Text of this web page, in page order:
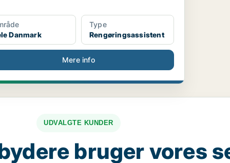
Danmark
Type
Rengøringsassistent
Mere info
UDVALGTE KUNDER
bruger vores